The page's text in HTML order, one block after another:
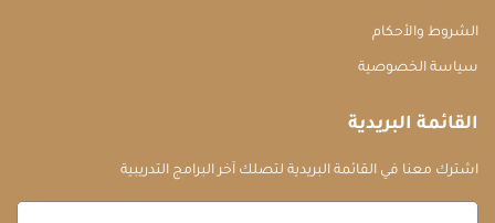
الشروط والأحكام
سياسة الخصوصية
القائمة البريدية
اشترك معنا في القائمة البريدية لتصلك آخر البرامج التدريبية